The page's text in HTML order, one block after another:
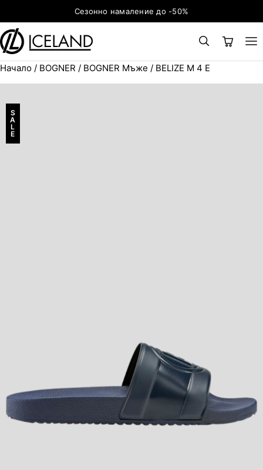
Към съдържаниетоСезонно намаление до -50%
ТЪРСЕНЕ
Начало / BOGNER / BOGNER Мъже / BELIZE M 4 E
S
A
L
E